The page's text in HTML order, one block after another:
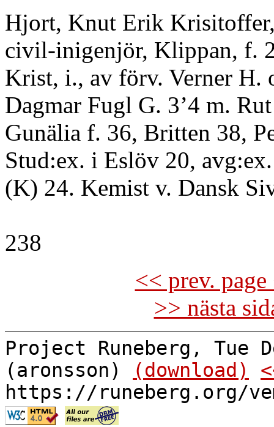
Hjort, Knut Erik
civil-inigenjör, Klippan, f.
Krist, i., av förv. Verner H.
Dagmar Fugl G. 3’4 m.
Gunälia f. 36, Britten 38,
Stud:ex. i Eslöv 20,
(K) 24. Kemist v. Dansk
238
<< prev.
>> nästa
Project Runeberg, Tue
(aronsson)
(download)
https://runeberg.org/